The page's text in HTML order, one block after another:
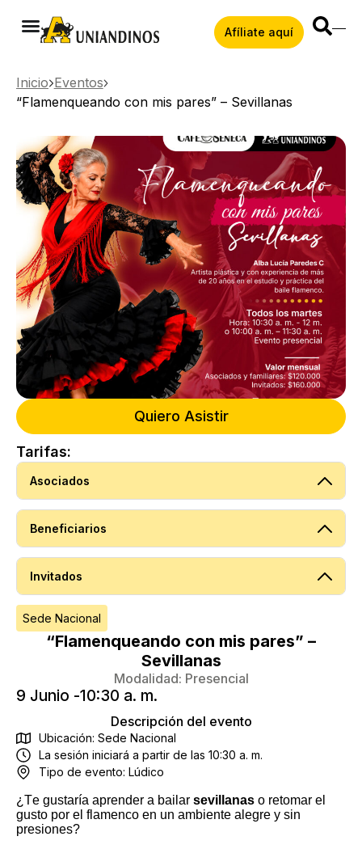
Afíliate aquí
Inicio Eventos
“Flamenqueando con mis pares” – Sevillanas
Quiero Asistir
Tarifas:
Asociados
Beneficiarios
Invitados
Sede Nacional
“Flamenqueando con mis pares” –
Sevillanas
Modalidad: Presencial
9 Junio -10:30 a. m.
Descripción del evento
Ubicación: Sede Nacional
La sesión iniciará a partir de las 10:30 a. m.
Tipo de evento: Lúdico
¿Te gustaría aprender a bailar sevillanas o retomar el
gusto por el flamenco en un ambiente alegre y sin
presiones?